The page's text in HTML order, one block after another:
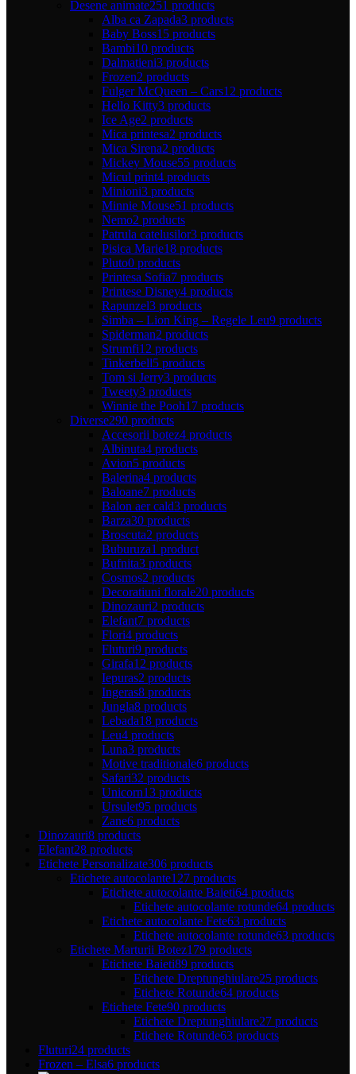
Desene animate251 products
Alba ca Zapada3 products
Baby Boss15 products
Bambi10 products
Dalmatieni3 products
Frozen2 products
Fulger McQueen – Cars12 products
Hello Kitty3 products
Ice Age2 products
Mica printesa2 products
Mica Sirena2 products
Mickey Mouse55 products
Micul print4 products
Minioni3 products
Minnie Mouse51 products
Nemo2 products
Patrula catelusilor3 products
Pisica Marie18 products
Pluto0 products
Printesa Sofia7 products
Printese Disney4 products
Rapunzel3 products
Simba – Lion King – Regele Leu9 products
Spiderman2 products
Strumfi12 products
Tinkerbell5 products
Tom si Jerry3 products
Tweety3 products
Winnie the Pooh17 products
Diverse290 products
Accesorii botez4 products
Albinuta4 products
Avion5 products
Balerina4 products
Baloane7 products
Balon aer cald3 products
Barza30 products
Broscuta2 products
Buburuza1 product
Bufnita3 products
Cosmos2 products
Decoratiuni florale20 products
Dinozauri2 products
Elefant7 products
Flori4 products
Fluturi9 products
Girafa12 products
Iepuras2 products
Ingeras8 products
Jungla8 products
Lebada18 products
Leu4 products
Luna3 products
Motive traditionale6 products
Safari32 products
Unicorn13 products
Ursulet95 products
Zane6 products
Dinozauri8 products
Elefant28 products
Etichete Personalizate306 products
Etichete autocolante127 products
Etichete autocolante Baieti64 products
Etichete autocolante rotunde64 products
Etichete autocolante Fete63 products
Etichete autocolante rotunde63 products
Etichete Marturii Botez179 products
Etichete Baieti89 products
Etichete Dreptunghiulare25 products
Etichete Rotunde64 products
Etichete Fete90 products
Etichete Dreptunghiulare27 products
Etichete Rotunde63 products
Fluturi24 products
Frozen – Elsa6 products